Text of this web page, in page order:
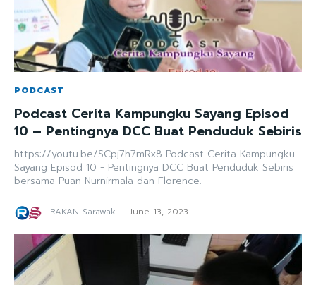
PODCAST
Podcast Cerita Kampungku Sayang Episod
10 – Pentingnya DCC Buat Penduduk Sebiris
https://youtu.be/SCpj7h7mRx8 Podcast Cerita Kampungku
Sayang Episod 10 - Pentingnya DCC Buat Penduduk Sebiris
bersama Puan Nurnirmala dan Florence.
RAKAN Sarawak - June 13, 2023